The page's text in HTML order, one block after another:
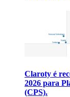
Claroty é
2026 para
(CPS).